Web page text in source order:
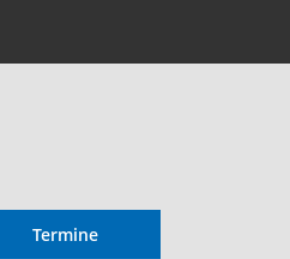
Termine